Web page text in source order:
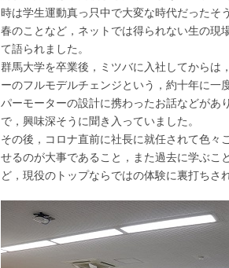
時は学生運動真っ只中で大変な時代だったそ
春のことなど，ネットでは得られない生の現
て語られました。
群馬大学を卒業後，ミツバに入社してからは
ーのフルモデルチェンジという，約十年に一
パーモーターの設計に携わったお話などがあ
で，興味深そうに聞き入っていました。
その後，コロナ直前に社長に就任されて色々
せるのが大事であること，また過去に学ぶこ
ど，現役のトップならではの体験に裏打ちさ